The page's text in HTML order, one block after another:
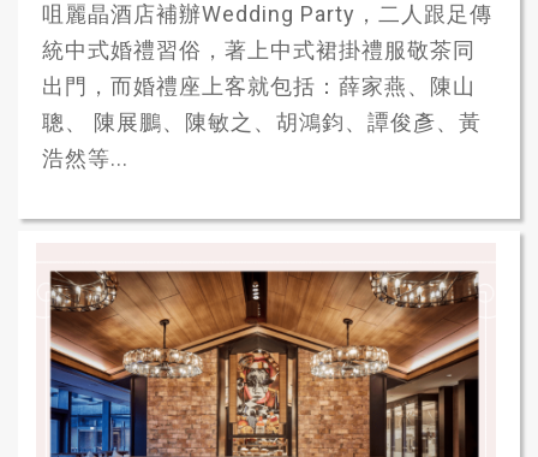
咀麗晶酒店補辦Wedding Party，二人跟足傳
統中式婚禮習俗，著上中式裙掛禮服敬茶同
出門，而婚禮座上客就包括：薛家燕、陳山
聰、 陳展鵬、陳敏之、胡鴻鈞、譚俊彥、黃
浩然等...